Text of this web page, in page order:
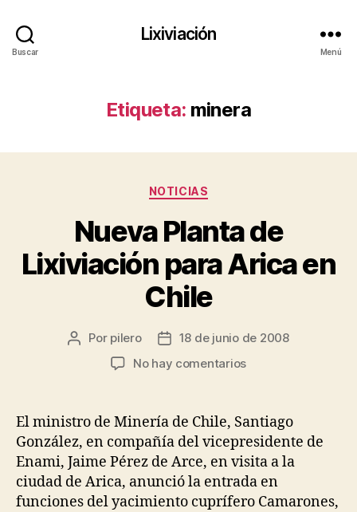
Buscar
Lixiviación
Menú
Etiqueta: minera
Categorías
NOTICIAS
Nueva Planta de
Lixiviación para Arica en
Chile
Autor
Por pilero
Fecha
la
18 de junio de 2008
No hay comentariosen
Lixiviación
para
Arica
en
Chile
El ministro de Minería de Chile, Santiago
González, en compañía del vicepresidente de
Enami, Jaime Pérez de Arce, en visita a la
ciudad de Arica, anunció la entrada en
funciones del yacimiento cuprífero Camarones,